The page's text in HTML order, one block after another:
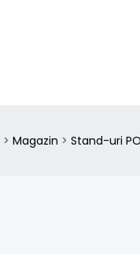
> Magazin > Stand-uri